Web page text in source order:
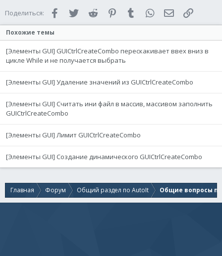
Поделиться: FacebookTwitter Reddit PinterestTumblr WhatsAppЭлектронная
Похожие темы
[Элементы GUI] GUICtrlCreateCombo перескакивает ввех вниз в
цикле While и не получается выбрать
[Элементы GUI] Удаление значений из GUICtrlCreateCombo
[Элементы GUI] Считать ини файл в массив, массивом заполнить
GUICtrlCreateCombo
[Элементы GUI] Лимит GUICtrlCreateCombo
[Элементы GUI] Создание динамического GUICtrlCreateCombo
Главная Форум Общий раздел по AutoIt Общие вопросы